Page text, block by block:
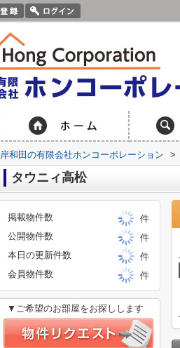
岸和田の有限会社ホンコーポレーション >
タウニィ高松
掲載物件数
件
公開物件数
件
本日の更新件数
件
会員物件数
件
▼ご希望のお部屋をお探しします